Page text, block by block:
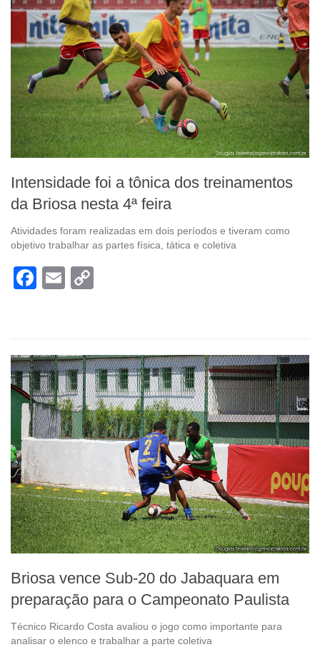
Intensidade foi a tônica dos treinamentos
da Briosa nesta 4ª feira
Atividades foram realizadas em dois períodos e tiveram como
objetivo trabalhar as partes física, tática e coletiva
Facebook
Email
Briosa vence Sub-20 do Jabaquara em
preparação para o Campeonato Paulista
Técnico Ricardo Costa avaliou o jogo como importante para
analisar o elenco e trabalhar a parte coletiva